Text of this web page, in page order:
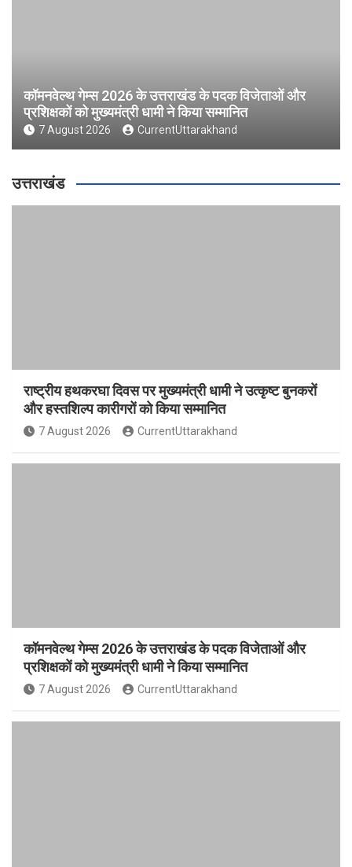
कॉमनवेल्थ गेम्स 2026 के उत्तराखंड के पदक विजेताओं और
प्रशिक्षकों को मुख्यमंत्री धामी ने किया सम्मानित
7 August 2026 CurrentUttarakhand
उत्तराखंड
राष्ट्रीय हथकरघा दिवस पर मुख्यमंत्री धामी ने उत्कृष्ट बुनकरों
और हस्तशिल्प कारीगरों को किया सम्मानित
7 August 2026 CurrentUttarakhand
कॉमनवेल्थ गेम्स 2026 के उत्तराखंड के पदक विजेताओं और
प्रशिक्षकों को मुख्यमंत्री धामी ने किया सम्मानित
7 August 2026 CurrentUttarakhand